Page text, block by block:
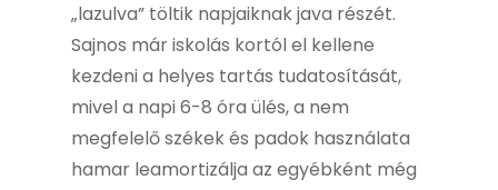
„lazulva” töltik napjaiknak java részét.
Sajnos már iskolás kortól el kellene
kezdeni a helyes tartás tudatosítását,
mivel a napi 6-8 óra ülés, a nem
megfelelő székek és padok használata
hamar leamortizálja az egyébként még